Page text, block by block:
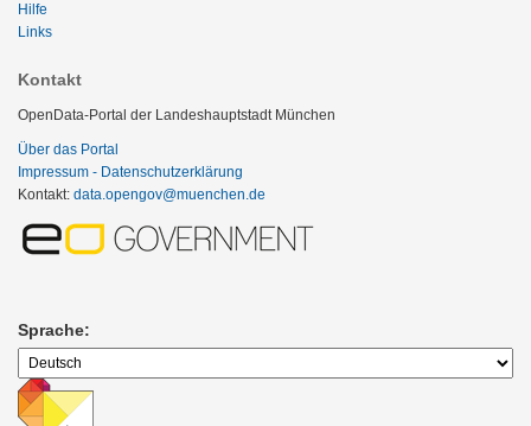
Hilfe
Links
Kontakt
OpenData-Portal der Landeshauptstadt München
Über das Portal
Impressum - Datenschutzerklärung
Kontakt: data.opengov@muenchen.de
Sprache